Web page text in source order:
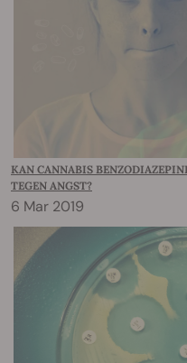
KAN CANNABIS
TEGEN ANGST?
6 Mar 2019